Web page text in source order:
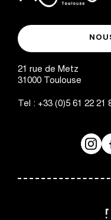
musée
des
21 rue de Metz
31000 Toulouse
Tel : +33 (0)5 61 22 21